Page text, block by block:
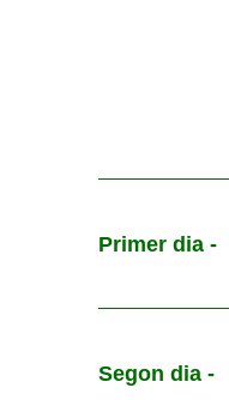
Primer dia -
Segon dia -